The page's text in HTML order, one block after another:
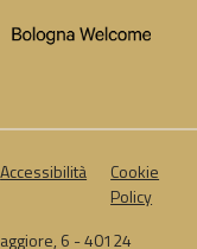
Accessibilità
Cookie
Policy
6 - 40124